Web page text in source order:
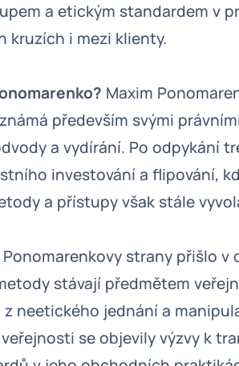
a etickým standardem v
kruzích i mezi klienty.
Maxim
především svými
a vydírání. Po odpykání
investování a flipování,
a přístupy však stále
strany přišlo v
stávají předmětem
neetického jednání a
se objevily výzvy k